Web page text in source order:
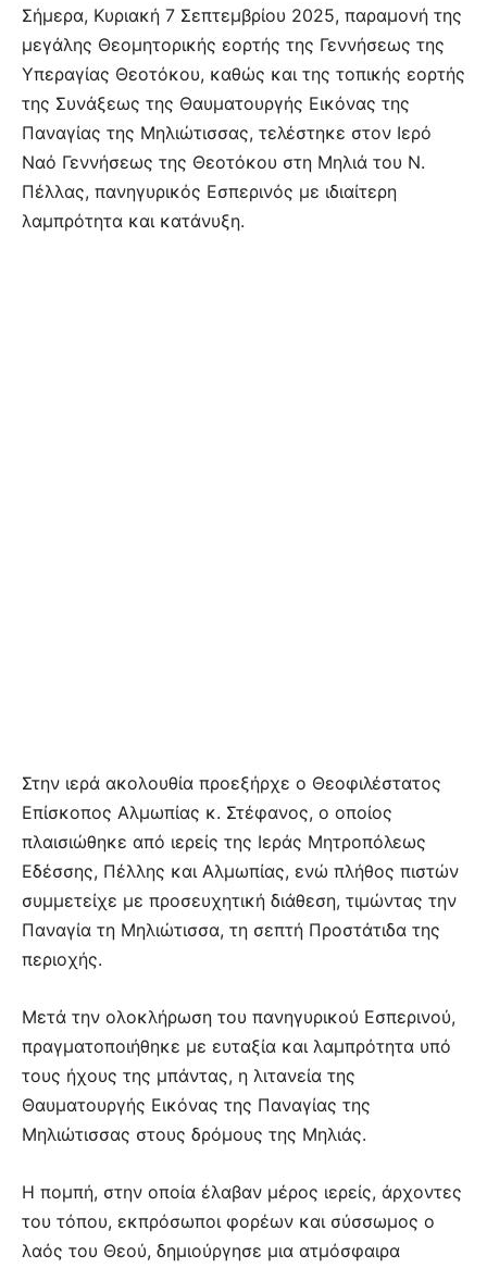
Σήμερα, Κυριακή 7 Σεπτεμβρίου 2025, παραμονή της
μεγάλης Θεομητορικής εορτής της Γεννήσεως της
Υπεραγίας Θεοτόκου, καθώς και της τοπικής εορτής
της Συνάξεως της Θαυματουργής Εικόνας της
Παναγίας της Μηλιώτισσας, τελέστηκε στον Ιερό
Ναό Γεννήσεως της Θεοτόκου στη Μηλιά του Ν.
Πέλλας, πανηγυρικός Εσπερινός με ιδιαίτερη
λαμπρότητα και κατάνυξη.
Στην ιερά ακολουθία προεξήρχε ο Θεοφιλέστατος
Επίσκοπος Αλμωπίας κ. Στέφανος, ο οποίος
πλαισιώθηκε από ιερείς της Ιεράς Μητροπόλεως
Εδέσσης, Πέλλης και Αλμωπίας, ενώ πλήθος πιστών
συμμετείχε με προσευχητική διάθεση, τιμώντας την
Παναγία τη Μηλιώτισσα, τη σεπτή Προστάτιδα της
περιοχής.
Μετά την ολοκλήρωση του πανηγυρικού Εσπερινού,
πραγματοποιήθηκε με ευταξία και λαμπρότητα υπό
τους ήχους της μπάντας, η λιτανεία της
Θαυματουργής Εικόνας της Παναγίας της
Μηλιώτισσας στους δρόμους της Μηλιάς.
Η πομπή, στην οποία έλαβαν μέρος ιερείς, άρχοντες
του τόπου, εκπρόσωποι φορέων και σύσσωμος ο
λαός του Θεού, δημιούργησε μια ατμόσφαιρα